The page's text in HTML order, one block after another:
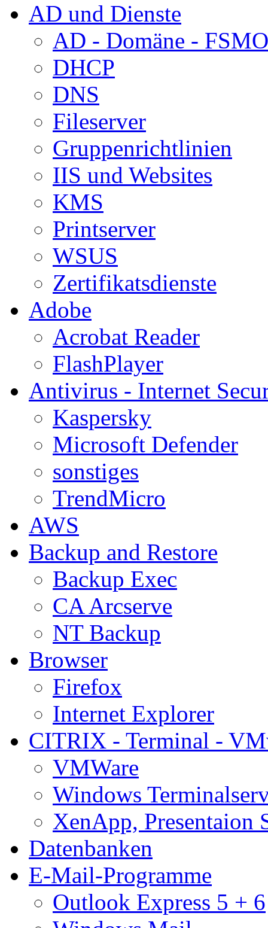
AD und Dienste
AD - Domäne - FSMO
DHCP
DNS
Fileserver
Gruppenrichtlinien
IIS und Websites
KMS
Printserver
WSUS
Zertifikatsdienste
Adobe
Acrobat Reader
FlashPlayer
Antivirus - Internet
Kaspersky
Microsoft Defender
sonstiges
TrendMicro
AWS
Backup and Restore
Backup Exec
CA Arcserve
NT Backup
Browser
Firefox
Internet Explorer
CITRIX - Terminal -
VMWare
Windows
XenApp, Presentaion
Datenbanken
E-Mail-Programme
Outlook Express 5 + 6